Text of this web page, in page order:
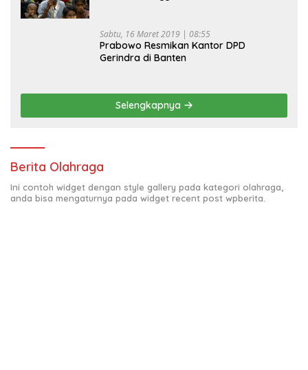
Sabtu, 16 Maret 2019 | 08:55
Prabowo Resmikan Kantor DPD
Gerindra di Banten
Selengkapnya
Berita Olahraga
Ini contoh widget dengan style gallery pada kategori olahraga,
anda bisa mengaturnya pada widget recent post wpberita.